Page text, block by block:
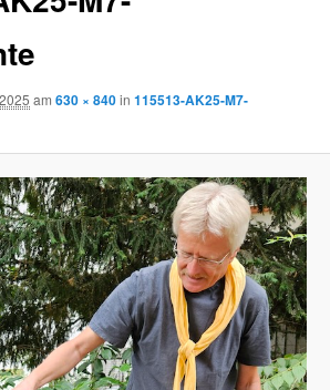
am630 × 840in115513-AK25-M7-